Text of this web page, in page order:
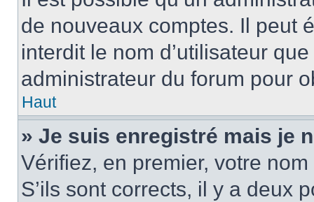
de nouveaux comptes. Il peut
interdit le nom d’utilisateur
administrateur du forum pour
Haut
» Je suis enregistré mais je
Vérifiez, en premier, votre
S’ils sont corrects, il y a deux